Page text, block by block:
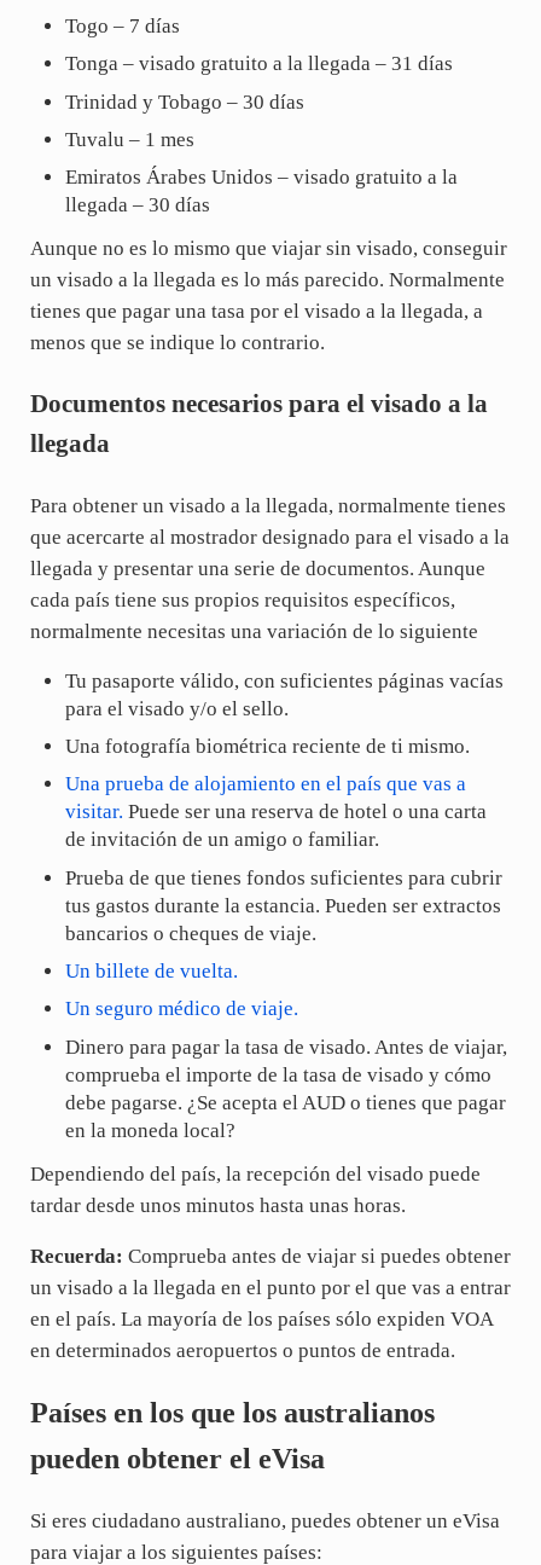
Togo – 7 días
Tonga – visado gratuito a la llegada – 31 días
Trinidad y Tobago – 30 días
Tuvalu – 1 mes
Emiratos Árabes Unidos – visado gratuito a la
llegada – 30 días
Aunque no es lo mismo que viajar sin visado, conseguir
un visado a la llegada es lo más parecido. Normalmente
tienes que pagar una tasa por el visado a la llegada, a
menos que se indique lo contrario.
Documentos necesarios para el visado a la
llegada
Para obtener un visado a la llegada, normalmente tienes
que acercarte al mostrador designado para el visado a la
llegada y presentar una serie de documentos. Aunque
cada país tiene sus propios requisitos específicos,
normalmente necesitas una variación de lo siguiente
Tu pasaporte válido, con suficientes páginas vacías
para el visado y/o el sello.
Una fotografía biométrica reciente de ti mismo.
Una prueba de alojamiento en el país que vas a
visitar. Puede ser una reserva de hotel o una carta
de invitación de un amigo o familiar.
Prueba de que tienes fondos suficientes para cubrir
tus gastos durante la estancia. Pueden ser extractos
bancarios o cheques de viaje.
Un billete de vuelta.
Un seguro médico de viaje.
Dinero para pagar la tasa de visado. Antes de viajar,
comprueba el importe de la tasa de visado y cómo
debe pagarse. ¿Se acepta el AUD o tienes que pagar
en la moneda local?
Dependiendo del país, la recepción del visado puede
tardar desde unos minutos hasta unas horas.
Recuerda: Comprueba antes de viajar si puedes obtener
un visado a la llegada en el punto por el que vas a entrar
en el país. La mayoría de los países sólo expiden VOA
en determinados aeropuertos o puntos de entrada.
Países en los que los australianos
pueden obtener el eVisa
Si eres ciudadano australiano, puedes obtener un eVisa
para viajar a los siguientes países: